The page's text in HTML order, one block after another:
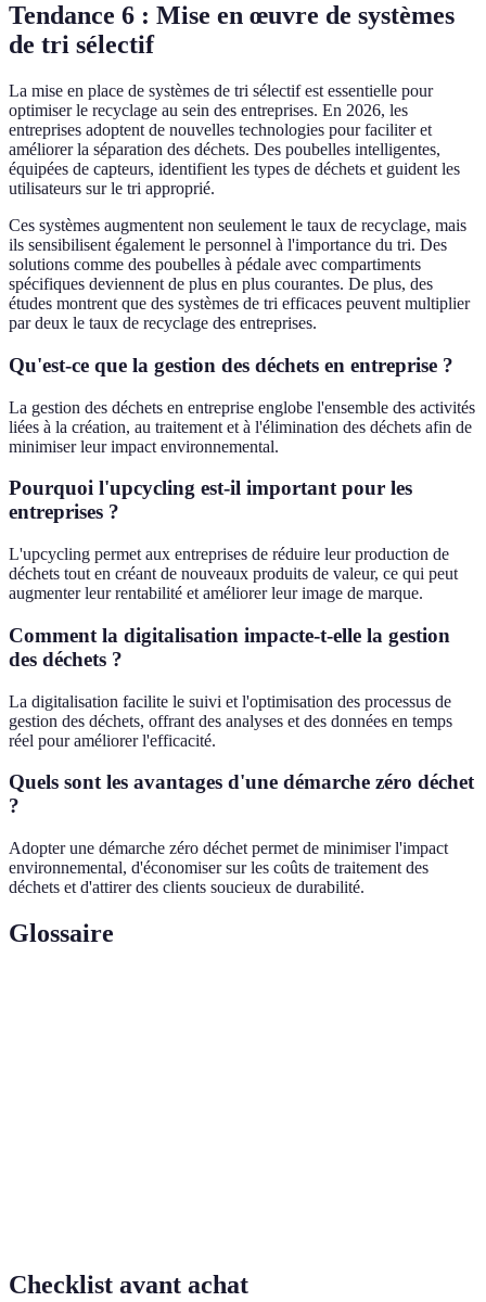
Tendance 6 : Mise en œuvre de systèmes
de tri sélectif
La mise en place de systèmes de tri sélectif est essentielle pour
optimiser le recyclage au sein des entreprises. En 2026, les
entreprises adoptent de nouvelles technologies pour faciliter et
améliorer la séparation des déchets. Des poubelles intelligentes,
équipées de capteurs, identifient les types de déchets et guident les
utilisateurs sur le tri approprié.
Ces systèmes augmentent non seulement le taux de recyclage, mais
ils sensibilisent également le personnel à l'importance du tri. Des
solutions comme des poubelles à pédale avec compartiments
spécifiques deviennent de plus en plus courantes. De plus, des
études montrent que des systèmes de tri efficaces peuvent multiplier
par deux le taux de recyclage des entreprises.
Qu'est-ce que la gestion des déchets en entreprise ?
La gestion des déchets en entreprise englobe l'ensemble des activités
liées à la création, au traitement et à l'élimination des déchets afin de
minimiser leur impact environnemental.
Pourquoi l'upcycling est-il important pour les
entreprises ?
L'upcycling permet aux entreprises de réduire leur production de
déchets tout en créant de nouveaux produits de valeur, ce qui peut
augmenter leur rentabilité et améliorer leur image de marque.
Comment la digitalisation impacte-t-elle la gestion
des déchets ?
La digitalisation facilite le suivi et l'optimisation des processus de
gestion des déchets, offrant des analyses et des données en temps
réel pour améliorer l'efficacité.
Quels sont les avantages d'une démarche zéro déchet
?
Adopter une démarche zéro déchet permet de minimiser l'impact
environnemental, d'économiser sur les coûts de traitement des
déchets et d'attirer des clients soucieux de durabilité.
Glossaire
Checklist avant achat